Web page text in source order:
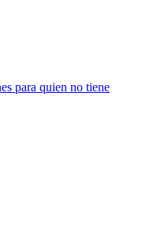
para quien no tiene